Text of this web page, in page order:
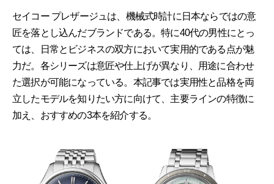
セイコー プレザージュは、機械式時計に日本ならではの意
匠を落とし込んだブランドである。特に40代の男性にとっ
ては、日常とビジネスの双方において実用的である点が魅
力だ。各シリーズは意匠や仕上げが異なり、用途に合わせ
た選択が可能になっている。本記事では実用性と品格を両
立したモデルを知りたい方に向けて、主要ラインの特徴に
加え、おすすめの3本を紹介する。